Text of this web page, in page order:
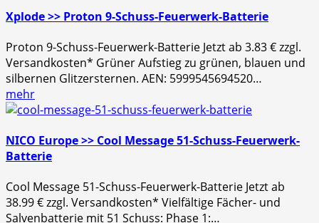
Xplode >> Proton 9-Schuss-Feuerwerk-Batterie
Proton 9-Schuss-Feuerwerk-Batterie Jetzt ab 3.83 € zzgl.
Versandkosten* Grüner Aufstieg zu grünen, blauen und
silbernen Glitzersternen. AEN: 5999545694520…
mehr
NICO Europe >> Cool Message 51-Schuss-Feuerwerk-
Batterie
Cool Message 51-Schuss-Feuerwerk-Batterie Jetzt ab
38.99 € zzgl. Versandkosten* Vielfältige Fächer- und
Salvenbatterie mit 51 Schuss: Phase 1:…